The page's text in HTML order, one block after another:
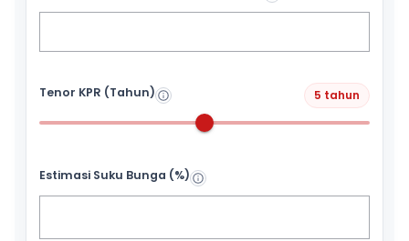
Tenor KPR (Tahun) 5 tahun
Estimasi Suku Bunga (%)